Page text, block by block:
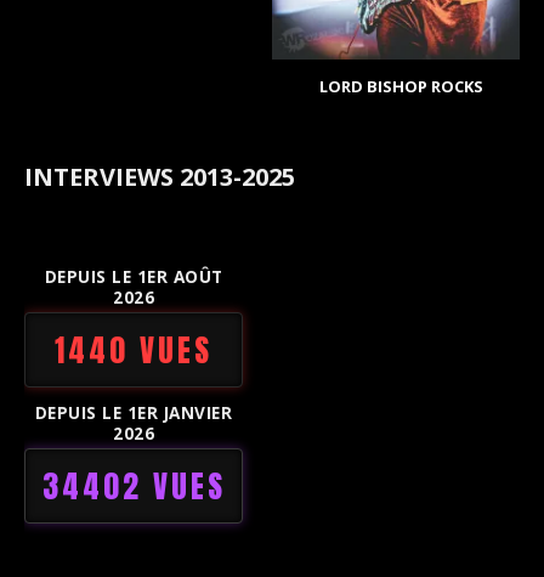
LORD BISHOP ROCKS
INTERVIEWS 2013-2025
DEPUIS LE 1ER AOÛT
2026
1440 VUES
DEPUIS LE 1ER JANVIER
2026
34402 VUES